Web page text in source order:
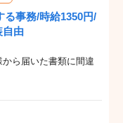
る事務/時給1350円/
由
ら届いた書類に間違